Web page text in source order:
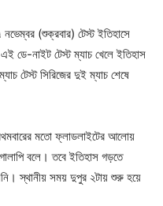
(শুক্রবার) টেস্ট ইতিহাসে
ডে-নাইট টেস্ট ম্যাচ খেলে ইতিহাস
টেস্ট সিরিজের দুই ম্যাচ শেষে
মতো ফ্লাডলাইটের আলোয়
বলে। তবে ইতিহাস গড়তে
স্থানীয় সময় দুপুর ২টায় শুরু হয়ে